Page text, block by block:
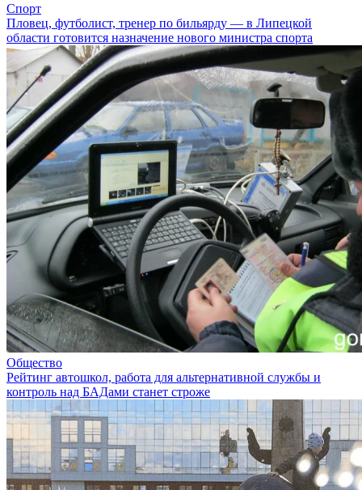
Спорт
Пловец, футболист, тренер по бильярду — в Липецкой
области готовится назначение нового министра спорта
Общество
Рейтинг автошкол, работа для альтернативной службы и
контроль над БАДами станет строже